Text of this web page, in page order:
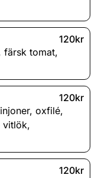
120kr
färsk tomat,
120kr
, oxfilé,
vitlök,
120kr